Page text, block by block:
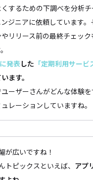
するための下調べを分析チ
ジニアに依頼しています。
リリース前の最終チェック
発表した 「定期利用サービ
ます。
ーザーさんがどんな体験を
レーションしていますね。
が広いですね！
トピックスといえば、 アプ